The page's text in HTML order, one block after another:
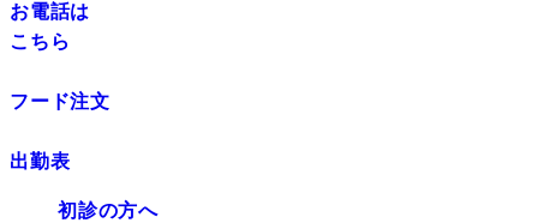
お電話は
こちら
フード注文
出勤表
初診の方へ